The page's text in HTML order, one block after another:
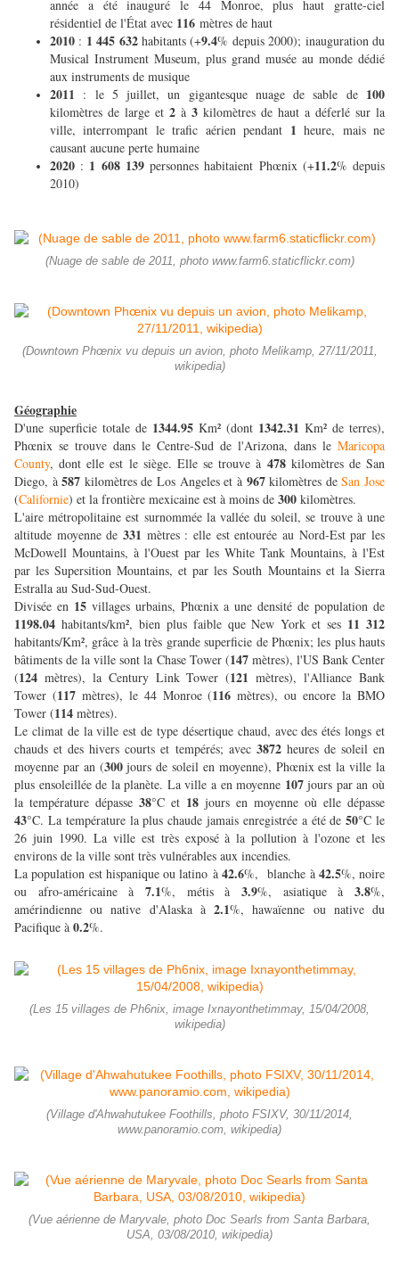
année a été inauguré le 44 Monroe, plus haut gratte-ciel
résidentiel de l'État avec 116 mètres de haut
2010 : 1 445 632habitants (+9.4% depuis 2000); inauguration du
Musical Instrument Museum, plus grand musée au monde dédié
aux instruments de musique
2011 : le 5 juillet, un gigantesque nuage de sable de 100
kilomètres de large et 2 à 3 kilomètres de haut a déferlé sur la
ville, interrompant le trafic aérien pendant 1 heure, mais ne
causant aucune perte humaine
2020 : 1 608 139personnes habitaient Phœnix (+11.2% depuis
2010)
(Nuage de sable de 2011, photo www.farm6.staticflickr.com)
(Downtown Phœnix vu depuis un avion, photo Melikamp, 27/11/2011,
wikipedia)
Géographie
D'une superficie totale de 1344.95 Km² (dont 1342.31 Km² de terres),
Phœnix se trouve dans le Centre-Sud de l'Arizona, dans le Maricopa
County, dont elle est le siège. Elle se trouve à 478kilomètres de San
Diego, à587 kilomètres de Los Angeles et à 967kilomètres deSan Jose
(Californie) et la frontière mexicaine est à moins de 300 kilomètres.
L'aire métropolitaine est surnommée la vallée du soleil, se trouve à une
altitude moyenne de 331 mètres : elle est entourée au Nord-Est par les
McDowell Mountains, à l'Ouest par les White Tank Mountains, à l'Est
par les Supersition Mountains, et par les South Mountains et la Sierra
Estralla au Sud-Sud-Ouest.
Divisée en 15villages urbains, Phœnix a une densité de population de
1198.04 habitants/km², bien plus faible que New York et ses 11 312
habitants/Km², grâce à la très grande superficie de Phœnix; les plus hauts
bâtiments de la ville sont la Chase Tower (147mètres), l'US Bank Center
(124 mètres), la Century Link Tower (121 mètres), l'Alliance Bank
Tower (117mètres), le 44 Monroe (116 mètres), ou encore la BMO
Tower (114 mètres).
Le climat de la ville est de type désertique chaud, avec des étés longs et
chauds et des hivers courts et tempérés; avec 3872heures de soleil en
moyenne par an (300jours de soleil en moyenne), Phœnix est la ville la
plus ensoleillée de la planète. La ville a en moyenne 107jours par an où
la température dépasse 38°C et 18 jours en moyenne où elle dépasse
43°C. La température la plus chaude jamais enregistrée a été de50°C le
26 juin 1990. La ville est très exposé à la pollution à l'ozone et les
environs de la ville sont très vulnérables aux incendies.
La population est hispanique ou latino à 42.6%, blanche à 42.5%, noire
ou afro-américaine à 7.1%, métis à 3.9%, asiatique à 3.8%,
amérindienne ou native d'Alaska à2.1%, hawaïenne ou native du
Pacifique à 0.2%.
(Les 15 villages de Ph6nix, image Ixnayonthetimmay, 15/04/2008,
wikipedia)
(Village d'Ahwahutukee Foothills, photo FSIXV, 30/11/2014,
www.panoramio.com, wikipedia)
(Vue aérienne de Maryvale, photo Doc Searls from Santa Barbara,
USA, 03/08/2010, wikipedia)